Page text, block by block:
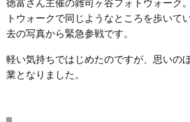
トウォークで同じようなところを歩いて
去の写真から緊急参戦です。
軽い気持ちではじめたのですが、思いの
業となりました。